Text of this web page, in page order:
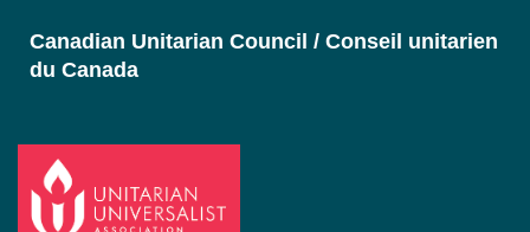
Canadian Unitarian Council / Conseil unitarien
du Canada